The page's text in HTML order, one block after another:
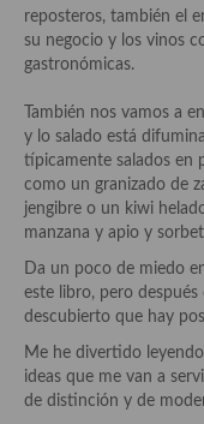
Protocolo y buenas
Ocio – restaurantes,
Viajes eno-gastro-
En El Candelero
Las opiniones de la
Recetas
Acompañamientos
Airfryer recetas
reposteros, también el
su negocio y los vinos
gastronómicas.
También nos vamos a
y lo salado está
típicamente salados en
como un granizado de
jengibre o un kiwi
manzana y apio y
Da un poco de miedo
este libro, pero
descubierto que hay
Me he divertido
ideas que me van a
de distinción y de